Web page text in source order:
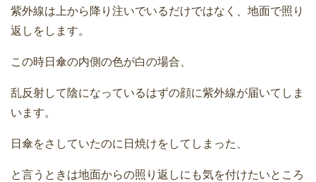
紫外線は上から降り注いでいるだけではなく、地面で照り
返しをします。
この時日傘の内側の色が白の場合、
乱反射して陰になっているはずの顔に紫外線が届いてしま
います。
日傘をさしていたのに日焼けをしてしまった、
と言うときは地面からの照り返しにも気を付けたいところ